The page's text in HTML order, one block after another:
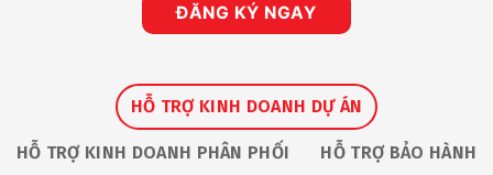
ĐĂNG KÝ NGAY
HỖ TRỢ KINH DOANH DỰ ÁN
HỖ TRỢ KINH DOANH PHÂN PHỐI HỖ TRỢ BẢO HÀNH